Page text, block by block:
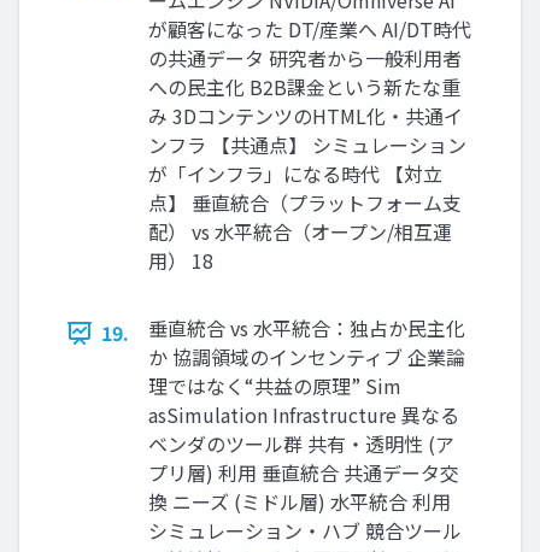
が顧客になった DT/産業へ AI/DT時代
の共通データ 研究者から一般利用者
への民主化 B2B課金という新たな重
み 3DコンテンツのHTML化・共通イ
ンフラ 【共通点】 シミュレーション
が「インフラ」になる時代 【対立
点】 垂直統合（プラットフォーム支
配） vs 水平統合（オープン/相互運
用） 18
19.
垂直統合 vs 水平統合：独占か民主化
か 協調領域のインセンティブ 企業論
理ではなく“共益の原理” Sim
asSimulation Infrastructure 異なる
ベンダのツール群 共有・透明性 (ア
プリ層) 利用 垂直統合 共通データ交
換 ニーズ (ミドル層) 水平統合 利用
シミュレーション・ハブ 競合ツール